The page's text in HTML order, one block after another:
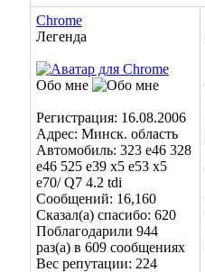
Chrome
Легенда
Обо мне
Регистрация: 16.08.2006
Адрес: Минск. область
Автомобиль: 323 e46 328
e46 525 e39 x5 e53 x5
e70/ Q7 4.2 tdi
Сообщений: 16,160
Сказал(а) спасибо: 620
Поблагодарили 944
раз(а) в 609 сообщениях
Вес репутации: 224